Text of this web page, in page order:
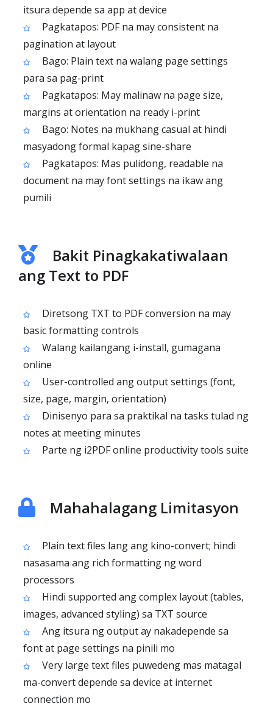
itsura depende sa app at device
Pagkatapos: PDF na may consistent na
pagination at layout
Bago: Plain text na walang page settings
para sa pag-print
Pagkatapos: May malinaw na page size,
margins at orientation na ready i-print
Bago: Notes na mukhang casual at hindi
masyadong formal kapag sine-share
Pagkatapos: Mas pulidong, readable na
document na may font settings na ikaw ang
pumili
Bakit Pinagkakatiwalaan
ang Text to PDF
Diretsong TXT to PDF conversion na may
basic formatting controls
Walang kailangang i-install, gumagana
online
User-controlled ang output settings (font,
size, page, margin, orientation)
Dinisenyo para sa praktikal na tasks tulad ng
notes at meeting minutes
Parte ng i2PDF online productivity tools suite
Mahahalagang Limitasyon
Plain text files lang ang kino-convert; hindi
nasasama ang rich formatting ng word
processors
Hindi supported ang complex layout (tables,
images, advanced styling) sa TXT source
Ang itsura ng output ay nakadepende sa
font at page settings na pinili mo
Very large text files puwedeng mas matagal
ma-convert depende sa device at internet
connection mo